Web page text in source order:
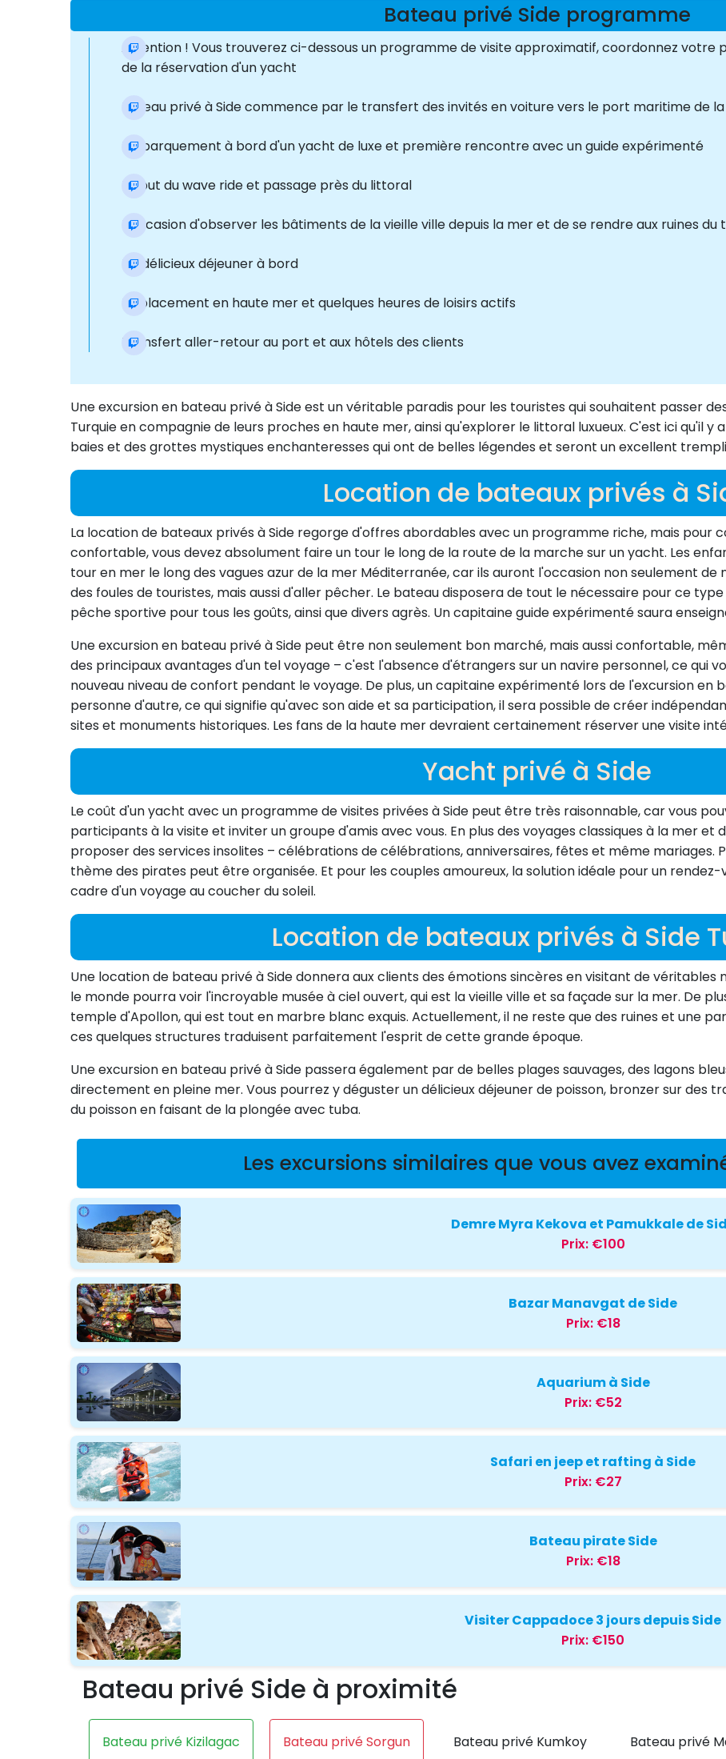
Bateau privé Side programme
Attention ! Vous trouverez ci-dessous un programme de visite approximatif, coordonnez votre
de la réservation d'un yacht
Bateau privé à Side commence par le transfert des invités en voiture vers le port maritime de
Embarquement à bord d'un yacht de luxe et première rencontre avec un guide expérimenté
Début du wave ride et passage près du littoral
L'occasion d'observer les bâtiments de la vieille ville depuis la mer et de se rendre aux ruines
Un délicieux déjeuner à bord
Déplacement en haute mer et quelques heures de loisirs actifs
Transfert aller-retour au port et aux hôtels des clients
Une excursion en bateau privé à Side est un véritable paradis pour les touristes qui souhaitent passer
Turquie en compagnie de leurs proches en haute mer, ainsi qu'explorer le littoral luxueux. C'est ici qu'il y
baies et des grottes mystiques enchanteresses qui ont de belles légendes et seront un excellent
Location de bateaux privés à
La location de bateaux privés à Side regorge d'offres abordables avec un programme riche, mais
confortable, vous devez absolument faire un tour le long de la route de la marche sur un yacht. Les
tour en mer le long des vagues azur de la mer Méditerranée, car ils auront l'occasion non seulement de
des foules de touristes, mais aussi d'aller pêcher. Le bateau disposera de tout le nécessaire pour ce
pêche sportive pour tous les goûts, ainsi que divers agrès. Un capitaine guide expérimenté saura
Une excursion en bateau privé à Side peut être non seulement bon marché, mais aussi confortable,
des principaux avantages d'un tel voyage – c'est l'absence d'étrangers sur un navire personnel, ce qui
nouveau niveau de confort pendant le voyage. De plus, un capitaine expérimenté lors de l'excursion en
personne d'autre, ce qui signifie qu'avec son aide et sa participation, il sera possible de créer
sites et monuments historiques. Les fans de la haute mer devraient certainement réserver une visite
Yacht privé à Side
Le coût d'un yacht avec un programme de visites privées à Side peut être très raisonnable, car vous
participants à la visite et inviter un groupe d'amis avec vous. En plus des voyages classiques à la mer et
proposer des services insolites – célébrations de célébrations, anniversaires, fêtes et même mariages.
thème des pirates peut être organisée. Et pour les couples amoureux, la solution idéale pour un
cadre d'un voyage au coucher du soleil.
Location de bateaux privés à Side
Une location de bateau privé à Side donnera aux clients des émotions sincères en visitant de
le monde pourra voir l'incroyable musée à ciel ouvert, qui est la vieille ville et sa façade sur la mer. De
temple d'Apollon, qui est tout en marbre blanc exquis. Actuellement, il ne reste que des ruines et une
ces quelques structures traduisent parfaitement l'esprit de cette grande époque.
Une excursion en bateau privé à Side passera également par de belles plages sauvages, des lagons
directement en pleine mer. Vous pourrez y déguster un délicieux déjeuner de poisson, bronzer sur
du poisson en faisant de la plongée avec tuba.
Les excursions similaires que vous avez
Demre Myra Kekova et Pamukkale de
Prix: €100
Bazar Manavgat de Side
Prix: €18
Aquarium à Side
Prix: €52
Safari en jeep et rafting à Side
Prix: €27
Bateau pirate Side
Prix: €18
Visiter Cappadoce 3 jours depuis Side
Prix: €150
Bateau privé Side à proximité
Bateau privé Kizilagac Bateau privé Sorgun Bateau privé Kumkoy Bateau privé